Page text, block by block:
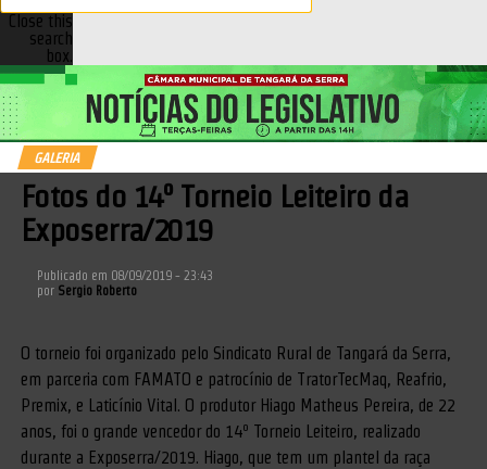
Close this
search
box.
GALERIA
Fotos do 14º Torneio Leiteiro da
Exposerra/2019
Publicado em 08/09/2019 - 23:43
por Sergio Roberto
O torneio foi organizado pelo Sindicato Rural de Tangará da Serra,
em parceria com FAMATO e patrocínio de TratorTecMaq, Reafrio,
Premix, e Laticínio Vital. O produtor Hiago Matheus Pereira, de 22
anos, foi o grande vencedor do 14º Torneio Leiteiro, realizado
durante a Exposerra/2019. Hiago, que tem um plantel da raça